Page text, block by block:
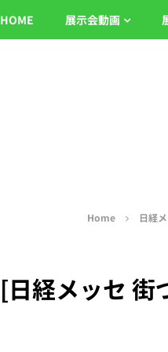
HOME 展示会動画
Home 日経
[日経メッセ 街